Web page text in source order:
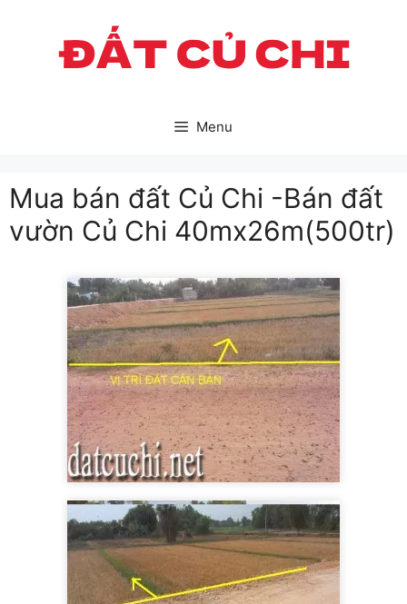
Menu
Mua bán đất Củ Chi -Bán đất
vườn Củ Chi 40mx26m(500tr)